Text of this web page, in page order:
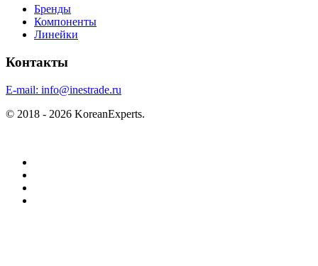
Бренды
Компоненты
Линейки
Контакты
E-mail: info@inestrade.ru
© 2018 - 2026 KoreanExperts.